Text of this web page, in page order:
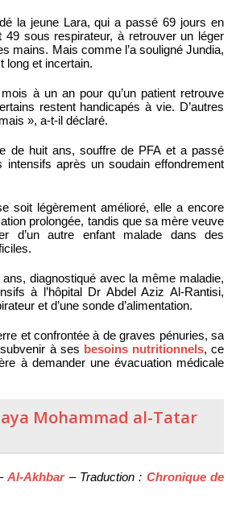
la jeune Lara, qui a passé 69 jours en
49 sous respirateur, à retrouver un léger
mains. Mais comme l’a souligné Jundia,
long et incertain.
à un an pour qu’un patient retrouve
restent handicapés à vie. D’autres
», a-t-il déclaré.
de huit ans, souffre de PFA et a passé
après un soudain effondrement
soit légèrement amélioré, elle a encore
prolongée, tandis que sa mère veuve
d’un autre enfant malade dans des
diagnostiqué avec la même maladie,
à l’hôpital Dr Abdel Aziz Al-Rantisi,
et d’une sonde d’alimentation.
et confrontée à de graves pénuries, sa
à ses besoins nutritionnels, ce
à demander une évacuation médicale
Mohammad al-Tatar
Al-Akhbar– Traduction : Chronique de